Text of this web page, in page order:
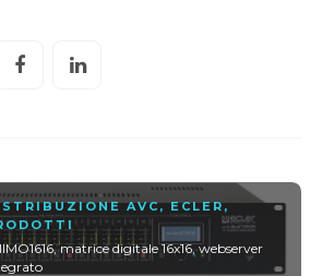
AVC,ECLER,
matrice digitale 16x16, webserver